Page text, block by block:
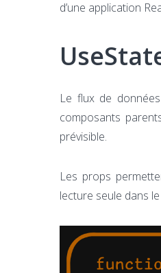
d’une application
Le flux de
composants
prévisible.
Les props
lecture seule dans